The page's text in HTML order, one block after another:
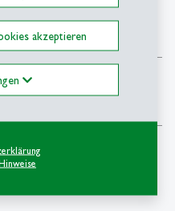
akzeptieren
Anfrage